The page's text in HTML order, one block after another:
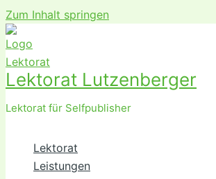
Zum Inhalt springen
Lektorat Lutzenberger
Lektorat für Selfpublisher
Lektorat
Leistungen